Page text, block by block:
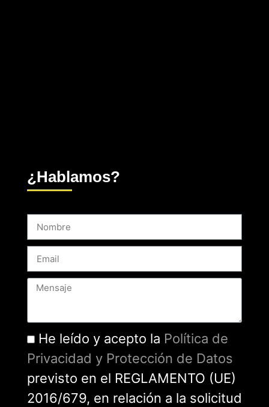
¿Hablamos?
He leído y acepto la Política de
Privacidad y Protección de Datos
previsto en el REGLAMENTO (UE)
2016/679, en relación a la solicitud